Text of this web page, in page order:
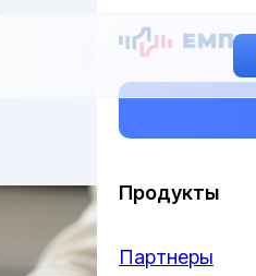
Продукты
Партнеры